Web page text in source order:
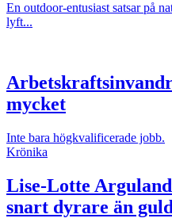
En outdoor-entusiast satsar på
lyft...
mycket
Inte bara högkvalificerade jobb.
Krönika
Lise-Lotte
snart dyrare än guld